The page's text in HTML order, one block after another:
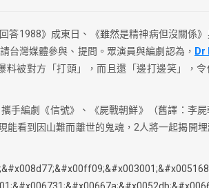
答1988》成東日、《雖然是精神病但沒關係》
台灣媒體參與、提問。眾演員與編劇認為， Dr
被對方「打頭」，而且還「邊打邊笑」，令
手編劇《信號》、《屍戰朝鮮》（舊譯：李
能看到因山難而離世的鬼魂，2人將一起揭開